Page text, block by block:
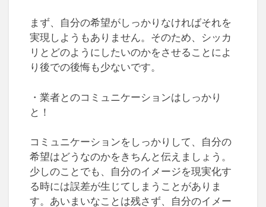
まず、自分の希望がしっかりなければそれを
実現しようもありません。そのため、シッカ
リとどのようにしたいのかをさせることによ
り後での後悔も少ないです。
・業者とのコミュニケーションはしっかり
と！
コミュニケーションをしっかりして、自分の
希望はどうなのかをきちんと伝えましょう。
少しのことでも、自分のイメージを現実化す
る時には誤差が生じてしまうことがありま
す。あいまいなことは残さず、自分のイメー